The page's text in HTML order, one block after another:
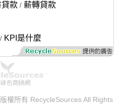
款 / 薪轉貸款
KPI是什麼
權所有 RecycleSources All Rights